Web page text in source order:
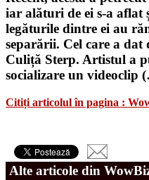
iar alături de ei s-a aflat
legăturile dintre ei au
separării. Cel care a dat
Culiță Sterp. Artistul a
socializare un videoclip
Citiți articolul în pagina :
Alte articole din